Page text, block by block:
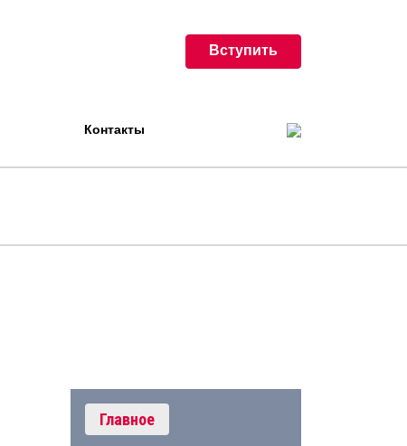
Вступить
Контакты
Главное